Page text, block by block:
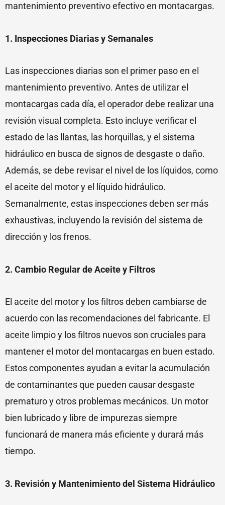
mantenimiento preventivo efectivo en montacargas.
1. Inspecciones Diarias y Semanales
Las inspecciones diarias son el primer paso en el
mantenimiento preventivo. Antes de utilizar el
montacargas cada día, el operador debe realizar una
revisión visual completa. Esto incluye verificar el
estado de las llantas, las horquillas, y el sistema
hidráulico en busca de signos de desgaste o daño.
Además, se debe revisar el nivel de los líquidos, como
el aceite del motor y el líquido hidráulico.
Semanalmente, estas inspecciones deben ser más
exhaustivas, incluyendo la revisión del sistema de
dirección y los frenos.
2. Cambio Regular de Aceite y Filtros
El aceite del motor y los filtros deben cambiarse de
acuerdo con las recomendaciones del fabricante. El
aceite limpio y los filtros nuevos son cruciales para
mantener el motor del montacargas en buen estado.
Estos componentes ayudan a evitar la acumulación
de contaminantes que pueden causar desgaste
prematuro y otros problemas mecánicos. Un motor
bien lubricado y libre de impurezas siempre
funcionará de manera más eficiente y durará más
tiempo.
3. Revisión y Mantenimiento del Sistema Hidráulico